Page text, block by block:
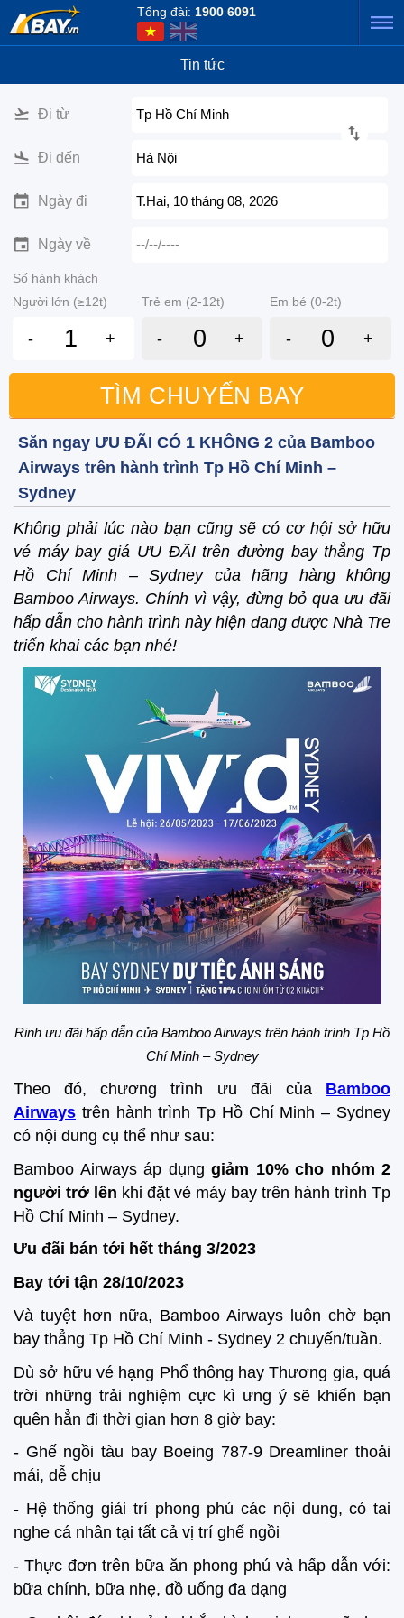
Tổng đài: 1900 6091
Tin tức
Đi từ Tp Hồ Chí Minh
Đi đến Hà Nội
Ngày đi T.Hai, 10 tháng 08, 2026
Ngày về --/--/----
Số hành khách
Người lớn (≥12t)
Trẻ em (2-12t) Em bé (0-2t)
- + - + - +
TÌM CHUYẾN BAY
Săn ngay ƯU ĐÃI CÓ 1 KHÔNG 2 của Bamboo
Airways trên hành trình Tp Hồ Chí Minh –
Sydney
Không phải lúc nào bạn cũng sẽ có cơ hội sở hữu
vé máy bay giá ƯU ĐÃI trên đường bay thẳng Tp
Hồ Chí Minh – Sydney của hãng hàng không
Bamboo Airways. Chính vì vậy, đừng bỏ qua ưu đãi
hấp dẫn cho hành trình này hiện đang được Nhà Tre
triển khai các bạn nhé!
Rinh ưu đãi hấp dẫn của Bamboo Airways trên hành trình Tp Hồ
Chí Minh – Sydney
Theo đó, chương trình ưu đãi của Bamboo
Airways trên hành trình Tp Hồ Chí Minh – Sydney
có nội dung cụ thể như sau:
Bamboo Airways áp dụng giảm 10% cho nhóm 2
người trở lên khi đặt vé máy bay trên hành trình Tp
Hồ Chí Minh – Sydney.
Ưu đãi bán tới hết tháng 3/2023
Bay tới tận 28/10/2023
Và tuyệt hơn nữa, Bamboo Airways luôn chờ bạn
bay thẳng Tp Hồ Chí Minh - Sydney 2 chuyến/tuần.
Dù sở hữu vé hạng Phổ thông hay Thương gia, quá
trời những trải nghiệm cực kì ưng ý sẽ khiến bạn
quên hẳn đi thời gian hơn 8 giờ bay:
- Ghế ngồi tàu bay Boeing 787-9 Dreamliner thoải
mái, dễ chịu
- Hệ thống giải trí phong phú các nội dung, có tai
nghe cá nhân tại tất cả vị trí ghế ngồi
- Thực đơn trên bữa ăn phong phú và hấp dẫn với:
bữa chính, bữa nhẹ, đồ uống đa dạng